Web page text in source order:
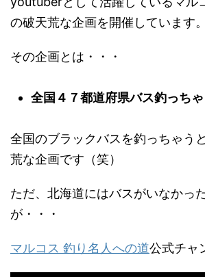
の破天荒な企画を開催しています。
その企画とは・・・
全国４７都道府県バス釣っち
全国のブラックバスを釣っちゃう
荒な企画です（笑）
ただ、北海道にはバスがいなかっ
が・・・
マルコス 釣り名人への道公式チャ